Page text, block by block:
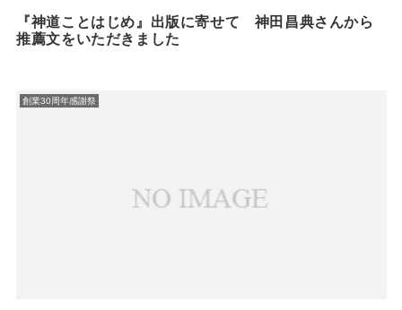
『神道ことはじめ』出版に寄せて 神田昌典さんから
推薦文をいただきました
創業30周年感謝祭